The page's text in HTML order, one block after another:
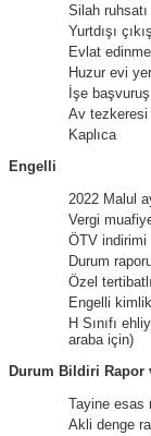
Silah ruhsatı
Yurtdışı
Evlat edinme
Huzur evi
İşe başvuruş
Av tezkeresi
Kaplıca
Engelli
2022 Malul
Vergi
ÖTV indirimi
Durum
Özel
Engelli
H Sınıfı
araba için)
Durum Bildiri Rapor
Tayine esas
Akli denge